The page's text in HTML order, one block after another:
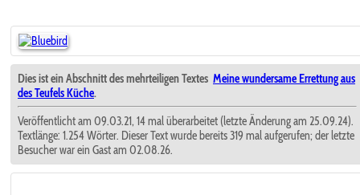
Dies ist ein Abschnitt des mehrteiligen Textes Meine wundersame Errettung aus
des Teufels Küche.
Veröffentlicht am 09.03.21, 14 mal überarbeitet (letzte Änderung am 25.09.24).
Textlänge: 1.254 Wörter. Dieser Text wurde bereits 319 mal aufgerufen; der letzte
Besucher war ein Gast am 02.08.26.